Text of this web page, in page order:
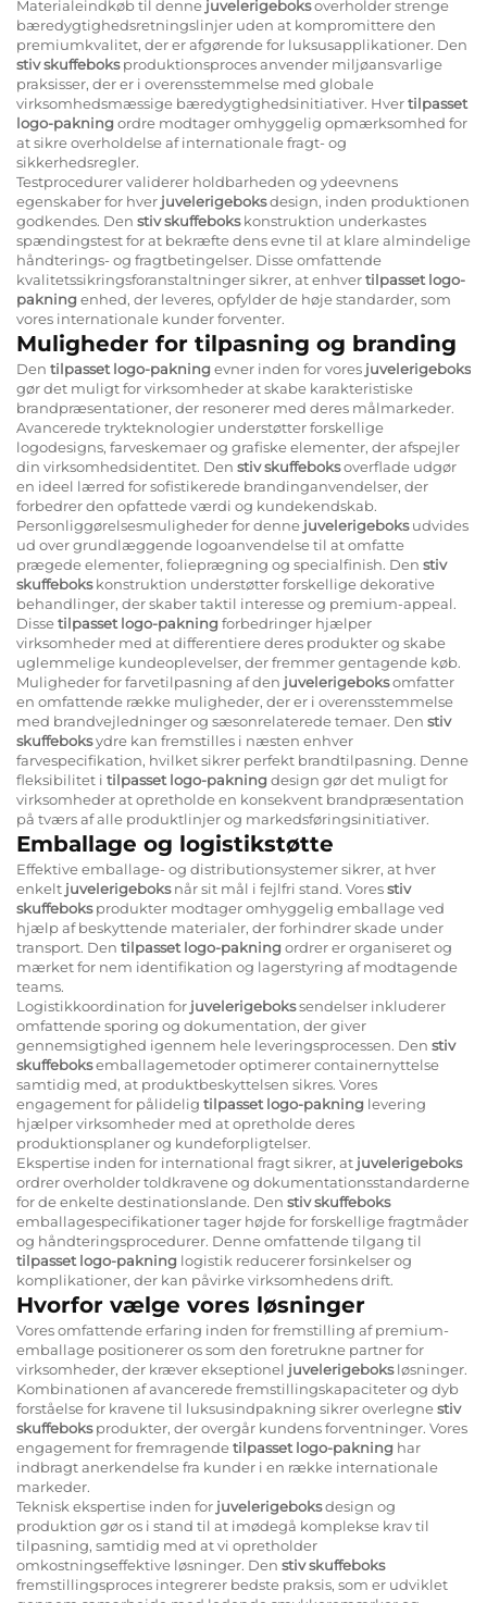
Materialeindkøb til denne juvelerigeboksoverholder strenge
bæredygtighedsretningslinjer uden at kompromittere den
premiumkvalitet, der er afgørende for luksusapplikationer. Den
stiv skuffeboksproduktionsproces anvender miljøansvarlige
praksisser, der er i overensstemmelse med globale
virksomhedsmæssige bæredygtighedsinitiativer. Hvertilpasset
logo-pakningordre modtager omhyggelig opmærksomhed for
at sikre overholdelse af internationale fragt- og
sikkerhedsregler.
Testprocedurer validerer holdbarheden og ydeevnens
egenskaber for hver juvelerigeboksdesign, inden produktionen
godkendes. Den stiv skuffebokskonstruktion underkastes
spændingstest for at bekræfte dens evne til at klare almindelige
håndterings- og fragtbetingelser. Disse omfattende
kvalitetssikringsforanstaltninger sikrer, at enhvertilpasset logo-
pakningenhed, der leveres, opfylder de høje standarder, som
vores internationale kunder forventer.
Muligheder for tilpasning og branding
Den tilpasset logo-pakningevner inden for vores juvelerigeboks
gør det muligt for virksomheder at skabe karakteristiske
brandpræsentationer, der resonerer med deres målmarkeder.
Avancerede trykteknologier understøtter forskellige
logodesigns, farveskemaer og grafiske elementer, der afspejler
din virksomhedsidentitet. Den stiv skuffeboksoverflade udgør
en ideel lærred for sofistikerede brandinganvendelser, der
forbedrer den opfattede værdi og kundekendskab.
Personliggørelsesmuligheder for denne juvelerigeboksudvides
ud over grundlæggende logoanvendelse til at omfatte
prægede elementer, folieprægning og specialfinish. Den stiv
skuffebokskonstruktion understøtter forskellige dekorative
behandlinger, der skaber taktil interesse og premium-appeal.
Dissetilpasset logo-pakningforbedringer hjælper
virksomheder med at differentiere deres produkter og skabe
uglemmelige kundeoplevelser, der fremmer gentagende køb.
Muligheder for farvetilpasning af den juvelerigeboksomfatter
en omfattende række muligheder, der er i overensstemmelse
med brandvejledninger og sæsonrelaterede temaer. Den stiv
skuffeboksydre kan fremstilles i næsten enhver
farvespecifikation, hvilket sikrer perfekt brandtilpasning. Denne
fleksibilitet i tilpasset logo-pakningdesign gør det muligt for
virksomheder at opretholde en konsekvent brandpræsentation
på tværs af alle produktlinjer og markedsføringsinitiativer.
Emballage og logistikstøtte
Effektive emballage- og distributionsystemer sikrer, at hver
enkelt juvelerigeboksnår sit mål i fejlfri stand. Voresstiv
skuffeboksprodukter modtager omhyggelig emballage ved
hjælp af beskyttende materialer, der forhindrer skade under
transport. Den tilpasset logo-pakningordrer er organiseret og
mærket for nem identifikation og lagerstyring af modtagende
teams.
Logistikkoordination for juvelerigebokssendelser inkluderer
omfattende sporing og dokumentation, der giver
gennemsigtighed igennem hele leveringsprocessen. Den stiv
skuffeboksemballagemetoder optimerer containernyttelse
samtidig med, at produktbeskyttelsen sikres. Vores
engagement for pålidelig tilpasset logo-pakning levering
hjælper virksomheder med at opretholde deres
produktionsplaner og kundeforpligtelser.
Ekspertise inden for international fragt sikrer, at juvelerigeboks
ordrer overholder toldkravene og dokumentationsstandarderne
for de enkelte destinationslande. Den stiv skuffeboks
emballagespecifikationer tager højde for forskellige fragtmåder
og håndteringsprocedurer. Denne omfattende tilgang til
tilpasset logo-pakning logistik reducerer forsinkelser og
komplikationer, der kan påvirke virksomhedens drift.
Hvorfor vælge vores løsninger
Vores omfattende erfaring inden for fremstilling af premium-
emballage positionerer os som den foretrukne partner for
virksomheder, der kræver ekseptionel juvelerigeboksløsninger.
Kombinationen af avancerede fremstillingskapaciteter og dyb
forståelse for kravene til luksusindpakning sikrer overlegnestiv
skuffeboksprodukter, der overgår kundens forventninger. Vores
engagement for fremragendetilpasset logo-pakning har
indbragt anerkendelse fra kunder i en række internationale
markeder.
Teknisk ekspertise inden for juvelerigeboksdesign og
produktion gør os i stand til at imødegå komplekse krav til
tilpasning, samtidig med at vi opretholder
omkostningseffektive løsninger. Den stiv skuffeboks
fremstillingsproces integrerer bedste praksis, som er udviklet